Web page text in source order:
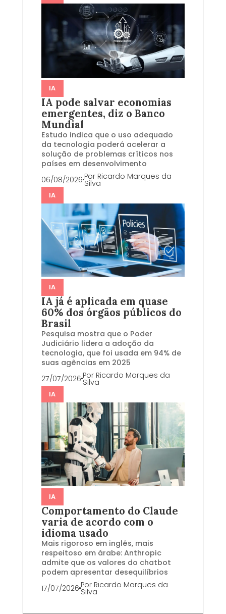
IA
IA pode salvar economias
emergentes, diz o Banco
Mundial
Estudo indica que o uso adequado
da tecnologia poderá acelerar a
solução de problemas críticos nos
países em desenvolvimento
06/08/2026 Por Ricardo Marques da
Silva
IA
IA
IA já é aplicada em quase
60% dos órgãos públicos do
Brasil
Pesquisa mostra que o Poder
Judiciário lidera a adoção da
tecnologia, que foi usada em 94% de
suas agências em 2025
27/07/2026 Por Ricardo Marques da
Silva
IA
IA
Comportamento do Claude
varia de acordo com o
idioma usado
Mais rigoroso em inglês, mais
respeitoso em árabe: Anthropic
admite que os valores do chatbot
podem apresentar desequilíbrios
17/07/2026 Por Ricardo Marques da
Silva